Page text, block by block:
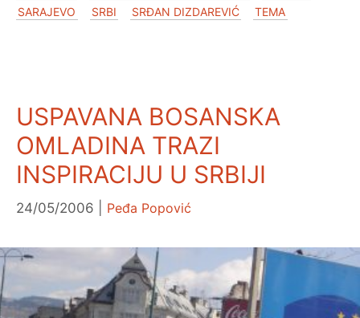
SARAJEVO
SRBI SRĐAN DIZDAREVIĆ TEMA
USPAVANA BOSANSKA
OMLADINA TRAZI
INSPIRACIJU U SRBIJI
24/05/2006 Peđa Popović